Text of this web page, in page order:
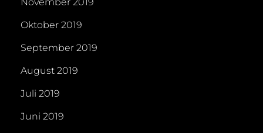
November 2019
Oktober 2019
September 2019
August 2019
Juli 2019
Juni 2019